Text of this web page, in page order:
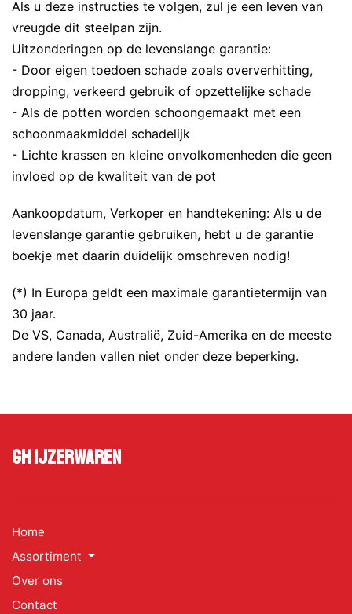
Als u deze instructies te volgen, zul je een leven van
vreugde dit steelpan zijn.
Uitzonderingen op de levenslange garantie:
- Door eigen toedoen schade zoals oververhitting,
dropping, verkeerd gebruik of opzettelijke schade
- Als de potten worden schoongemaakt met een
schoonmaakmiddel schadelijk
- Lichte krassen en kleine onvolkomenheden die geen
invloed op de kwaliteit van de pot
Aankoopdatum, Verkoper en handtekening: Als u de
levenslange garantie gebruiken, hebt u de garantie
boekje met daarin duidelijk omschreven nodig!
(*) In Europa geldt een maximale garantietermijn van
30 jaar.
De VS, Canada, Australië, Zuid-Amerika en de meeste
andere landen vallen niet onder deze beperking.
GH Ijzerwaren
Home
Assortiment
Over ons
Contact